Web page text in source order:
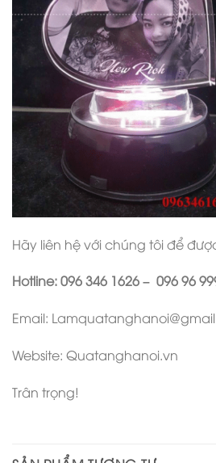
Hãy liên hệ với chúng tôi để
Hotline: 096 346 1626 – 096 96
Email:
Website: Quatanghanoi.vn
Trân trọng!